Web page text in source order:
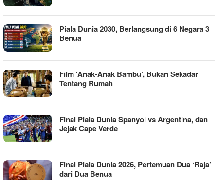
Piala Dunia 2030, Berlangsung di 6 Negara 3
Benua
Film ‘Anak-Anak Bambu’, Bukan Sekadar
Tentang Rumah
Final Piala Dunia Spanyol vs Argentina, dan
Jejak Cape Verde
Final Piala Dunia 2026, Pertemuan Dua ‘Raja’
dari Dua Benua